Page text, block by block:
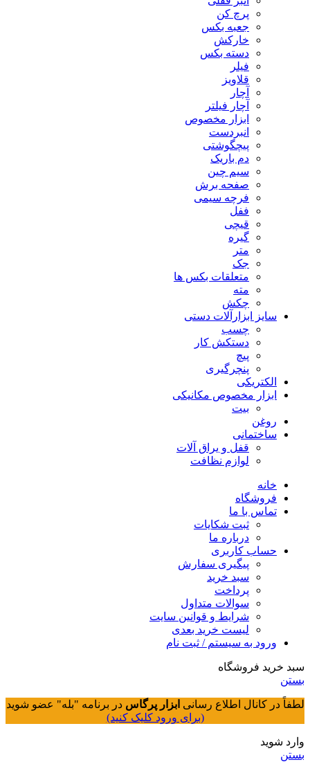
پرچ کن
جعبه بکس
خارکش
دسته بکس
فیلر
قلاویز
آچار
آچار فیلتر
ابزار مخصوص
انبردست
پیچگوشتی
دم باریک
سیم چین
صفحه برش
فرچه سیمی
ففل
قیچی
گیره
متر
جک
متعلقات بکس ها
مته
چکش
سایز ابزارآلات دستی
چسب
دستکش کار
پیچ
پنچرگیری
الکتریکی
ابزار مخصوص مکانیکی
بیت
روغن
ساختمانی
قفل و یراق آلات
لوازم نظافت
خانه
فروشگاه
تماس با ما
ثبت شکایات
درباره ما
حساب کاربری
پیگیری سفارش
سبد خرید
پرداخت
سوالات متداول
شرایط و قوانین سایت
لیست خرید بعدی
ورود به سیستم / ثبت نام
سبد خرید فروشگاه
بستن
لطفاً در کانال اطلاع رسانی ابزار پرگاس در برنامه "بله" عضو شوید
(برای ورود کلیک کنید)
وارد شوید
بستن